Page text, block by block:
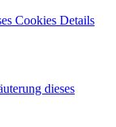
Cookies Details
dieses